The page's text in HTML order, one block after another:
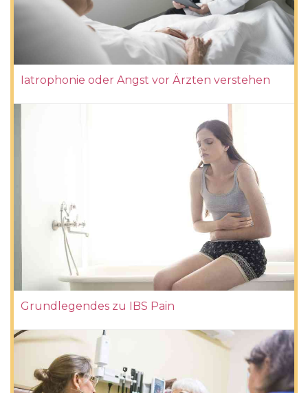
Iatrophonie oder Angst vor Ärzten verstehen
Grundlegendes zu IBS Pain